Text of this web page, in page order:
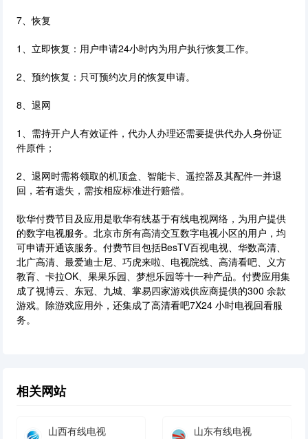
7、恢复
1、立即恢复：用户申请24小时内为用户执行恢复工作。
2、预约恢复：只可预约次月的恢复申请。
8、退网
1、需持开户人有效证件，代办人办理还需要提供代办人身份证
件原件；
2、退网时需将领取的机顶盒、智能卡、遥控器及其配件一并退
回，若有遗失，需按相应标准进行赔偿。
歌华付费节目及应用是歌华有线基于有线电视网络，为用户提供
的数字电视服务。北京市所有高清交互数字电视小区的用户，均
可申请开通该服务。付费节目包括BesTV百视电视、华数高清、
北广高清、最爱迪士尼、巧虎来啦、电视院线、高清看吧、义方
教育、卡拉OK、果果乐园、梦想乐园等十一种产品。付费应用集
成了视博云、东冠、九城、掌易四家游戏供应商提供的300 余款
游戏。除游戏应用外，还集成了高清看吧7X24 小时电视回看服
务。
相关网站
山西有线电视 山东有线电视